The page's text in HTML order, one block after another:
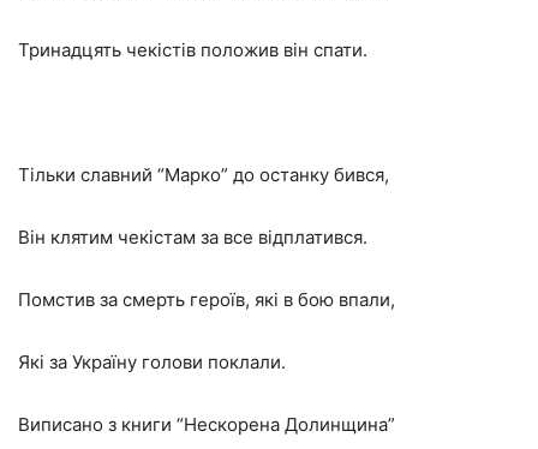
Тринадцять чекістів положив він спати.
Тільки славний “Марко” до останку бився,
Він клятим чекістам за все відплатився.
Помстив за смерть героїв, які в бою впали,
Які за Україну голови поклали.
Виписано з книги “Нескорена Долинщина”